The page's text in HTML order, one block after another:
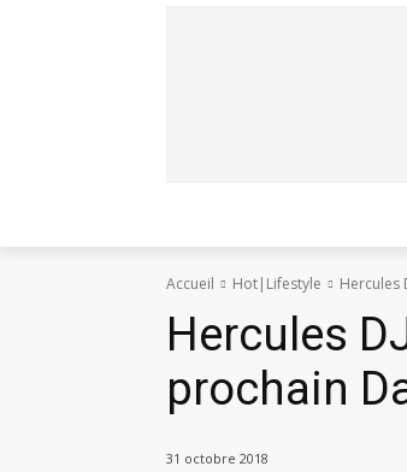
Accueil Hot|Lifestyle Hercules
Hercules
prochain
31 octobre 2018